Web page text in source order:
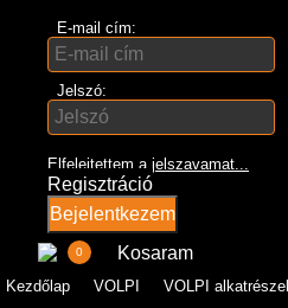
E-mail cím:
Jelszó:
Elfelejtettem a jelszavamat...
Regisztráció
Bejelentkezem
Kosaram
0
Kezdőlap VOLPI VOLPI